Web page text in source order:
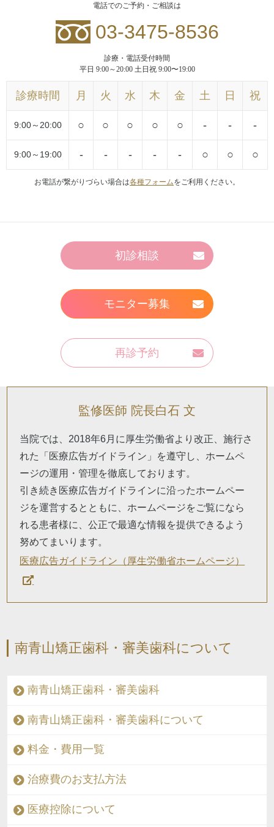
電話でのご予約・ご相談は
03-3475-8536
診療・電話受付時間
平日 9:00～20:00 土日祝 9:00〜19:00
診療時間 月 火 水 木 金 土 日 祝
9:00～20:00 ○ ○ ○ ○ ○ - - -
9:00～19:00 - - - - - ○ ○ ○
お電話が繋がりづらい場合は各種フォームをご利用ください。
初診相談
モニター募集
再診予約
監修医師 院長白石 文
当院では、2018年6月に厚生労働省より改正、施行さ
れた「医療広告ガイドライン」を遵守し、ホームペ
ージの運用・管理を徹底しております。
引き続き医療広告ガイドラインに沿ったホームペー
ジを運営するとともに、ホームページをご覧になら
れる患者様に、公正で最適な情報を提供できるよう
努めてまいります。
医療広告ガイドライン（厚生労働省ホームページ）
南青山矯正歯科・審美歯科について
南青山矯正歯科・審美歯科
南青山矯正歯科・審美歯科について
料金・費用一覧
治療費のお支払方法
医療控除について